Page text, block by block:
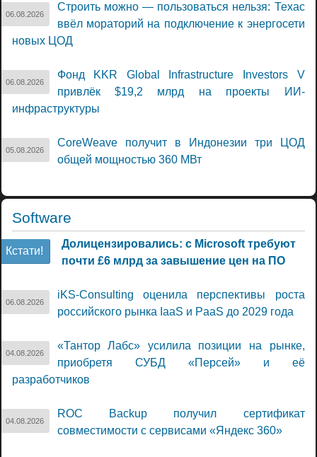
06.08.2026
Строить можно — пользоваться нельзя: Техас
ввёл мораторий на подключение к энергосети
новых ЦОД
06.08.2026
Фонд KKR Global Infrastructure Investors V
привлёк $19,2 млрд на проекты ИИ-
инфраструктуры
05.08.2026
CoreWeave получит в Индонезии три ЦОД
общей мощностью 360 МВт
Software
Кстати!
Долицензировались: с Microsoft требуют
почти £6 млрд за завышение цен на ПО
06.08.2026
iKS-Consulting оценила перспективы роста
российского рынка IaaS и PaaS до 2029 года
04.08.2026
«Тантор Лабс» усилила позиции на рынке,
приобретя СУБД «Персей» и её
разработчиков
04.08.2026
ROC Backup получил сертификат
совместимости с сервисами «Яндекс 360»